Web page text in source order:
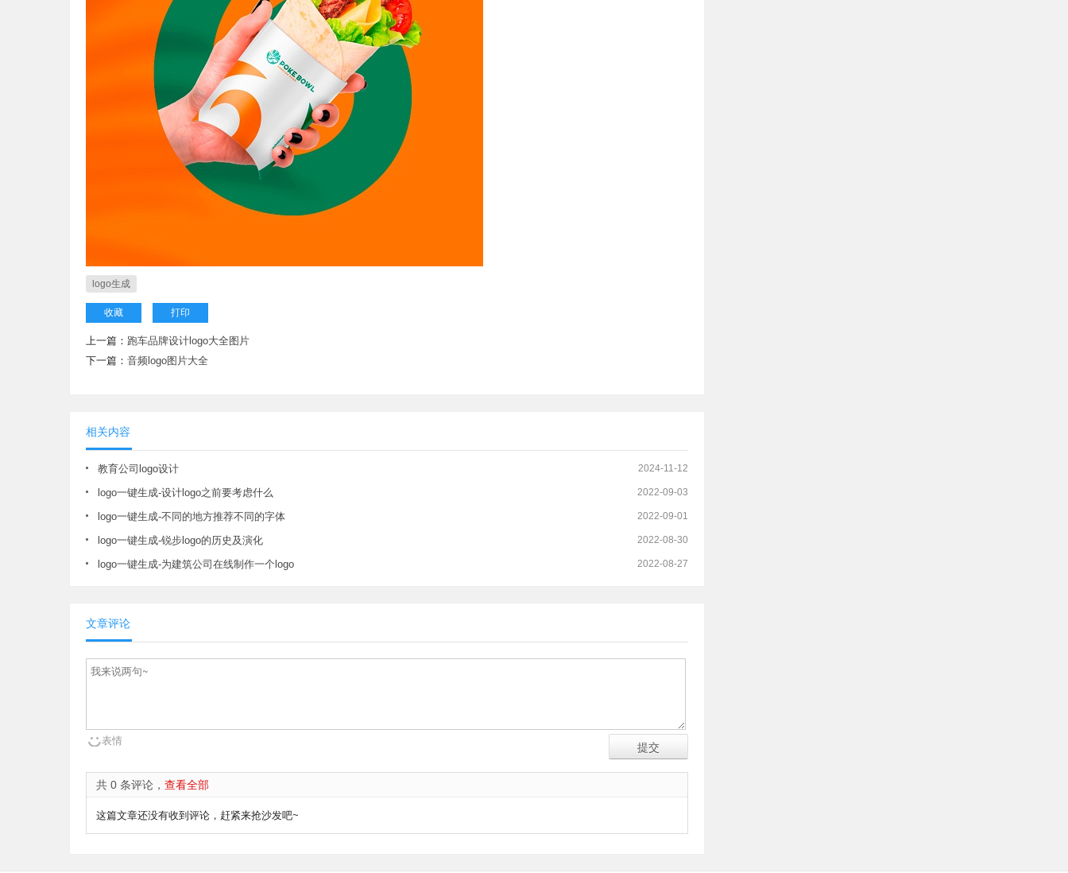
logo生成
收藏 打印
上一篇： 跑车品牌设计logo大全图片
下一篇： 音频logo图片大全
相关内容
2024-11-12
教育公司logo设计
2022-09-03
logo一键生成-设计logo之前要考虑什么
2022-09-01
logo一键生成-不同的地方推荐不同的字体
2022-08-30
logo一键生成-锐步logo的历史及演化
2022-08-27
logo一键生成-为建筑公司在线制作一个logo
文章评论
表情
共 0 条评论， 查看全部
这篇文章还没有收到评论，赶紧来抢沙发吧~